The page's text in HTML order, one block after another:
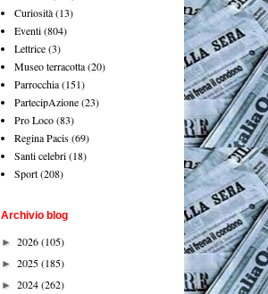
Curiosità(13)
Eventi(804)
Lettrice(3)
Museo terracotta(20)
Parrocchia(151)
PartecipAzione(23)
Pro Loco(83)
Regina Pacis(69)
Santi celebri(18)
Sport(208)
Archivio blog
► 2026(105)
► 2025(185)
► 2024(262)